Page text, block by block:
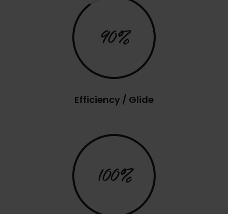
90%
Efficiency / Glide
100%